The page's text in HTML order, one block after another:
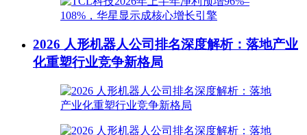
2026 人形机器人公司排名深度解析：落地产业
化重塑行业竞争新格局